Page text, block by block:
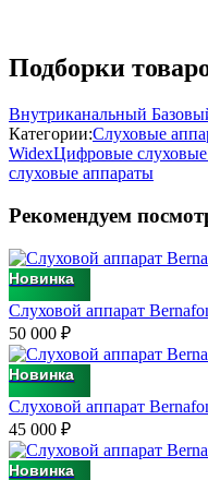
Подборки
Внутриканальный
Категории:Слуховые
WidexЦифровые
слуховые аппараты
Рекомендуем
Новинка
Слуховой аппарат
50 000 ₽
Новинка
Слуховой аппарат
45 000 ₽
Новинка